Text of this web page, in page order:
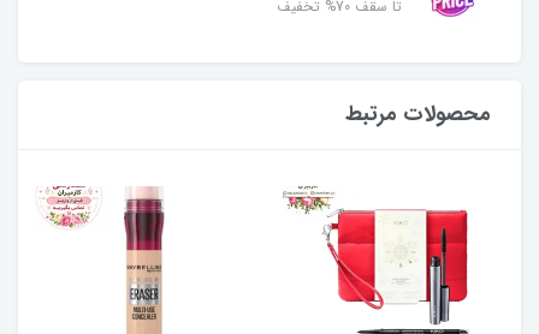
تا سقف 70% تخفیف
محصولات مرتبط